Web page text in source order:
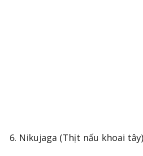
6. Nikujaga (Thịt nấu khoai tây)